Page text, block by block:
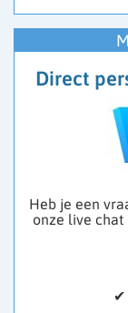
Direct
Heb je een
onze live chat
✔